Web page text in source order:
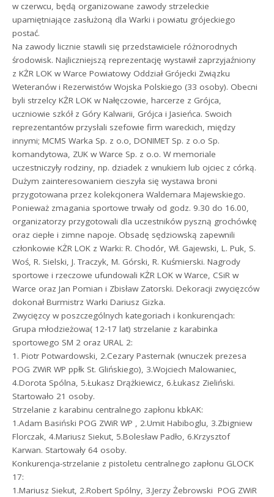
w czerwcu, będą organizowane zawody strzeleckie
upamiętniające zasłużoną dla Warki i powiatu grójeckiego
postać.
Na zawody licznie stawili się przedstawiciele różnorodnych
środowisk. Najliczniejszą reprezentację wystawił zaprzyjaźniony
z KŻR LOK w Warce Powiatowy Oddział Grójecki Związku
Weteranów i Rezerwistów Wojska Polskiego (33 osoby). Obecni
byli strzelcy KŻR LOK w Nałęczowie, harcerze z Grójca,
uczniowie szkół z Góry Kalwarii, Grójca i Jasieńca. Swoich
reprezentantów przysłali szefowie firm wareckich, między
innymi; MCMS Warka Sp. z o.o, DONIMET Sp. z o.o Sp.
komandytowa, ZUK w Warce Sp. z o.o. W memoriale
uczestniczyły rodziny, np. dziadek z wnukiem lub ojciec z córką.
Dużym zainteresowaniem cieszyła się wystawa broni
przygotowana przez kolekcjonera Waldemara Majewskiego.
Ponieważ zmagania sportowe trwały od godz. 9.30 do 16.00,
organizatorzy przygotowali dla uczestników pyszną grochówkę
oraz ciepłe i zimne napoje. Obsadę sędziowską zapewnili
członkowie KŻR LOK z Warki: R. Chodór, Wł. Gajewski, L. Puk, S.
Woś, R. Sielski, J. Traczyk, M. Górski, R. Kuśmierski. Nagrody
sportowe i rzeczowe ufundowali KŻR LOK w Warce, CSiR w
Warce oraz Jan Pomian i Zbisław Zatorski. Dekoracji zwycięzców
dokonał Burmistrz Warki Dariusz Gizka.
Zwycięzcy w poszczególnych kategoriach i konkurencjach:
Grupa młodzieżowa( 12-17 lat) strzelanie z karabinka
sportowego SM 2 oraz URAL 2:
1. Piotr Potwardowski, 2.Cezary Pasternak (wnuczek prezesa
POG ZWiR WP ppłk St. Glińskiego), 3.Wojciech Malowaniec,
4.Dorota Spólna, 5.Łukasz Drążkiewicz, 6.Łukasz Zieliński.
Startowało 21 osoby.
Strzelanie z karabinu centralnego zapłonu kbkAK:
1.Adam Basiński POG ZWiR WP , 2.Umit Habiboglu, 3.Zbigniew
Florczak, 4.Mariusz Siekut, 5.Bolesław Padło, 6.Krzysztof
Karwan. Startowały 64 osoby.
Konkurencja-strzelanie z pistoletu centralnego zapłonu GLOCK
17:
1.Mariusz Siekut, 2.Robert Spólny, 3.Jerzy Żebrowski  POG ZWiR